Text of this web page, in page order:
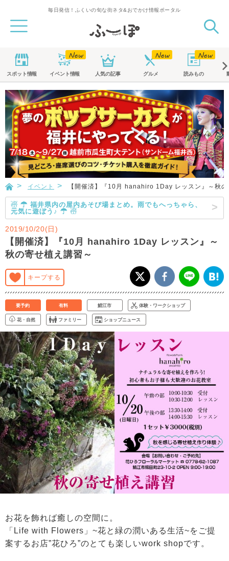
毎日発信！ふくいの旬な街ネタ&おでかけ情報ポータル
スポット情報 イベント情報 人気の記事 グルメ 読みもの
イベント 【開催済】『10月 hanahiro 1Day レッスン』～秋
☃ ☂ 福井県内の屋内あそび場まとめ。雨でもへっちゃら、
元気に遊ぼう♪ ☂ ☃
2019/10/20(日)
【開催済】『10月 hanahiro 1Day レッスン』～
秋の寄せ植え講習～
キープする
要予約 有料 鯖江市 体験・ワークショップ
花・自然 ファミリー ショップニュース
お花を飾れば癒しの空間に。
「Life with Flowers」~花と緑の潤いある生活~をご提
案するお店”花ひろ”のとても楽しいwork shopです。